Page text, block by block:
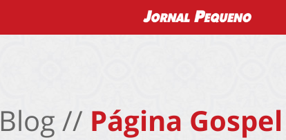
Blog // Página Gospel